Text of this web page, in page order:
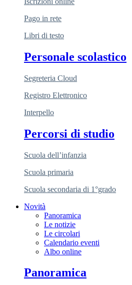
Pago in rete
Libri di testo
Personale scolastico
Segreteria Cloud
Registro Elettronico
Interpello
Percorsi di studio
Scuola dell’infanzia
Scuola primaria
Scuola secondaria di 1°grado
Novità
Panoramica
Le notizie
Le circolari
Calendario eventi
Albo online
Panoramica